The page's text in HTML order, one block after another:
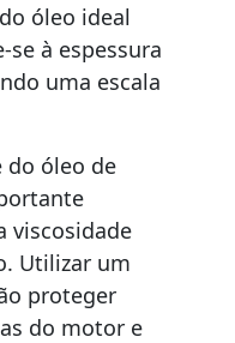
óleo ideal
se à espessura
uma escala
do óleo de
viscosidade
Utilizar um
proteger
do motor e